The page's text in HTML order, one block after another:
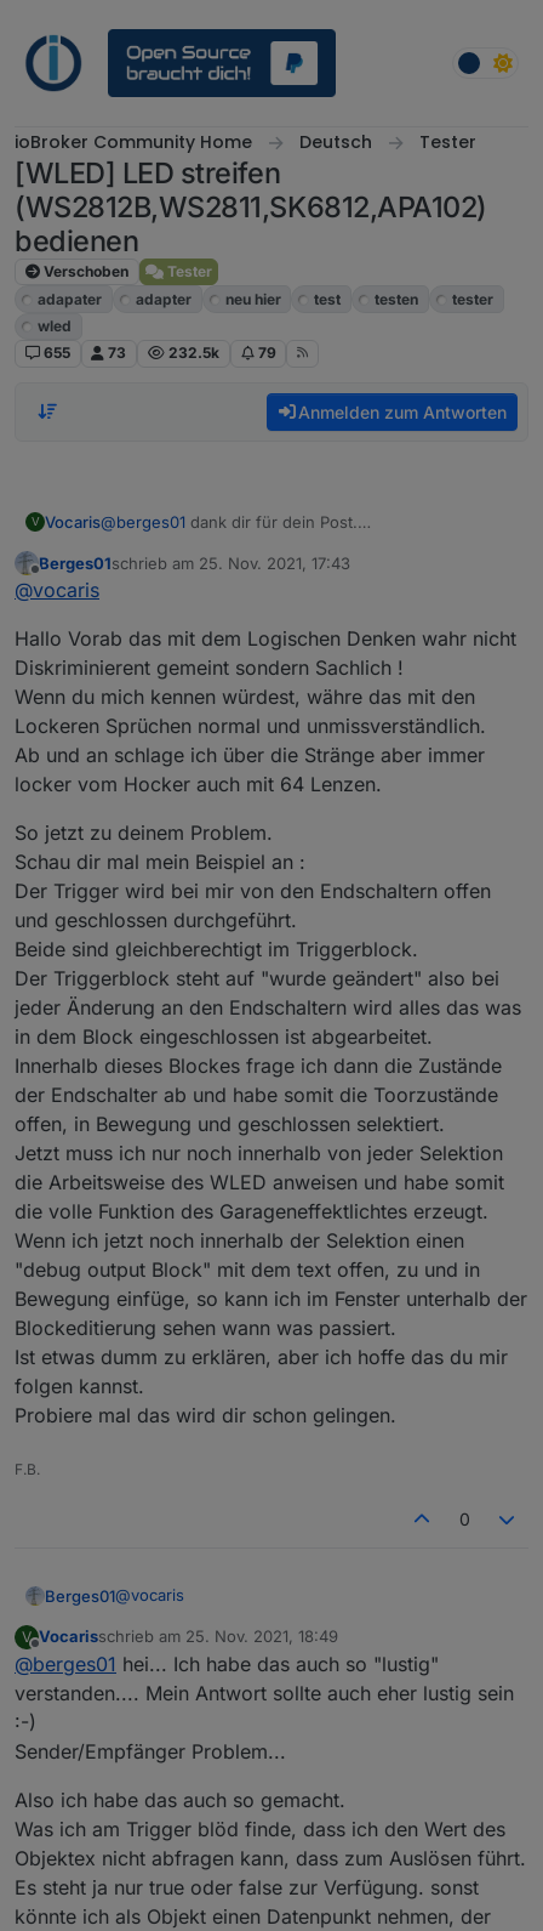
ioBroker Community Home Deutsch Tester
[WLED] LED streifen
(WS2812B,WS2811,SK6812,APA102)
bedienen
Verschoben
Tester
adapater
adapter neu hier test testen
tester
wled
655
73 232.5k 79
Anmelden zum Antworten
V Vocaris@berges01 dank dir für dein Post.
das ich was geändert habe) war es wieder so wie
OK das mit dem Triggern und den beiden Open habe
Das Script (bzw. dieser Trigger-Block) läuft nur dann
los, wenn sich bei einem der oberen beiden Objekten
(das sind die States der beide Kontakte) einen
Veränderung ergibt.
Und ich meine, das ich das auch brauche. Wenn ich
nur ein Objekt einbinde (z.B. den Kontakt oben, der im
geschlossenen Zustand ja auch true steht) und ich die
"ziehen", denn der Kontakt oben ändert sich erst,
wenn das Tor oben ist.
Aber ggf. ist bei mir das logische Denken für sowas
ausgeschaltet (Gott sei dank finde ich noch dir Toilette
)
Berges01schrieb am 25. Nov. 2021, 17:43
zuletzt editiert von
@vocaris
Hallo Vorab das mit dem Logischen Denken wahr nicht
Diskriminierent gemeint sondern Sachlich !
Wenn du mich kennen würdest, währe das mit den
Lockeren Sprüchen normal und unmissverständlich.
Ab und an schlage ich über die Stränge aber immer
locker vom Hocker auch mit 64 Lenzen.
So jetzt zu deinem Problem.
Schau dir mal mein Beispiel an :
Der Trigger wird bei mir von den Endschaltern offen
und geschlossen durchgeführt.
Beide sind gleichberechtigt im Triggerblock.
Der Triggerblock steht auf "wurde geändert" also bei
jeder Änderung an den Endschaltern wird alles das was
in dem Block eingeschlossen ist abgearbeitet.
Innerhalb dieses Blockes frage ich dann die Zustände
der Endschalter ab und habe somit die Toorzustände
offen, in Bewegung und geschlossen selektiert.
Jetzt muss ich nur noch innerhalb von jeder Selektion
die Arbeitsweise des WLED anweisen und habe somit
die volle Funktion des Garageneffektlichtes erzeugt.
Wenn ich jetzt noch innerhalb der Selektion einen
"debug output Block" mit dem text offen, zu und in
Bewegung einfüge, so kann ich im Fenster unterhalb der
Blockeditierung sehen wann was passiert.
Ist etwas dumm zu erklären, aber ich hoffe das du mir
folgen kannst.
Probiere mal das wird dir schon gelingen.
F.B.
0
Berges01@vocaris
Hallo Vorab das mit dem Logischen Denken wahr
nicht Diskriminierent gemeint sondern Sachlich !
Wenn du mich kennen würdest, währe das mit den
Lockeren Sprüchen normal und unmissverständlich.
locker vom Hocker auch mit 64 Lenzen.
So jetzt zu deinem Problem.
und geschlossen durchgeführt.
Der Triggerblock steht auf "wurde geändert" also bei
jeder Änderung an den Endschaltern wird alles das
was in dem Block eingeschlossen ist abgearbeitet.
Innerhalb dieses Blockes frage ich dann die
Zustände der Endschalter ab und habe somit die
Toorzustände offen, in Bewegung und geschlossen
V
Offline
Vocarisschrieb am 25. Nov. 2021, 18:49
zuletzt editiert von
@berges01 hei... Ich habe das auch so "lustig"
verstanden.... Mein Antwort sollte auch eher lustig sein
:-)
Sender/Empfänger Problem...
Also ich habe das auch so gemacht.
Was ich am Trigger blöd finde, dass ich den Wert des
Objektex nicht abfragen kann, dass zum Auslösen führt.
Es steht ja nur true oder false zur Verfügung. sonst
könnte ich als Objekt einen Datenpunkt nehmen, der